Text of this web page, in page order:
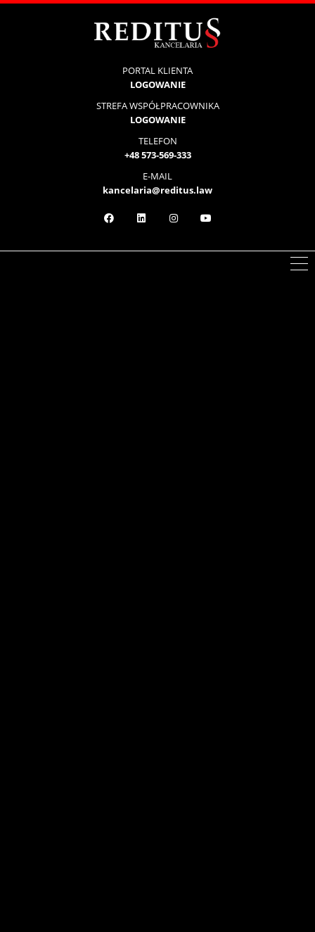
PORTAL KLIENTA
LOGOWANIE
STREFA WSPÓŁPRACOWNIKA
LOGOWANIE
TELEFON
+48 573-569-333
E-MAIL
kancelaria@reditus.law